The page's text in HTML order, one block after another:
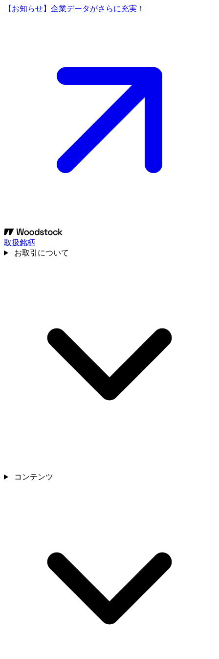
【お知らせ】企業データがさらに充実！
取扱銘柄
お取引について
コンテンツ